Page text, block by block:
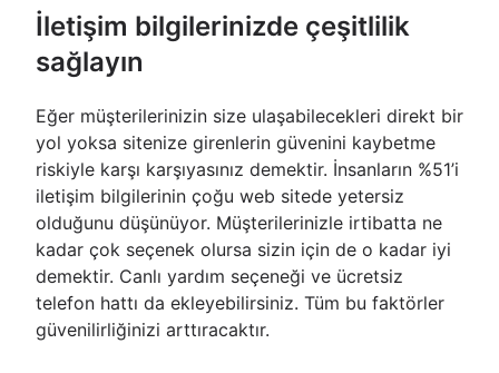
İletişim bilgilerinizde çeşitlilik
sağlayın
Eğer müşterilerinizin size ulaşabilecekleri direkt bir
yol yoksa sitenize girenlerin güvenini kaybetme
riskiyle karşı karşıyasınız demektir. İnsanların %51’i
iletişim bilgilerinin çoğu web sitede yetersiz
olduğunu düşünüyor. Müşterilerinizle irtibatta ne
kadar çok seçenek olursa sizin için de o kadar iyi
demektir. Canlı yardım seçeneği ve ücretsiz
telefon hattı da ekleyebilirsiniz. Tüm bu faktörler
güvenilirliğinizi arttıracaktır.